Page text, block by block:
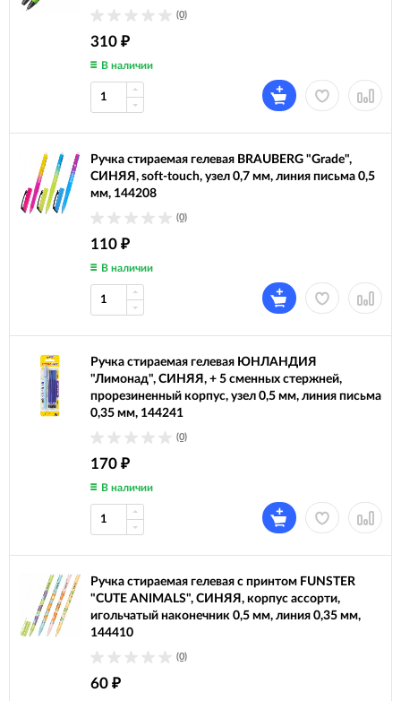
(0)
310 ₽
В наличии
Ручка стираемая гелевая BRAUBERG "Grade",
СИНЯЯ, soft-touch, узел 0,7 мм, линия письма 0,5
мм, 144208
(0)
110 ₽
В наличии
Ручка стираемая гелевая ЮНЛАНДИЯ
"Лимонад", СИНЯЯ, + 5 сменных стержней,
прорезиненный корпус, узел 0,5 мм, линия письма
0,35 мм, 144241
(0)
170 ₽
В наличии
Ручка стираемая гелевая с принтом FUNSTER
"CUTE ANIMALS", СИНЯЯ, корпус ассорти,
игольчатый наконечник 0,5 мм, линия 0,35 мм,
144410
(0)
60 ₽